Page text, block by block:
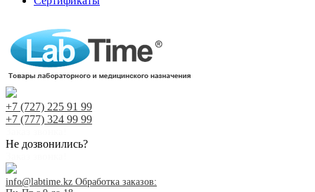
+7 (727) 225 91 99
+7 (777) 324 99 99
Не дозвонились?
info@labtime.kz Обработка заказов: